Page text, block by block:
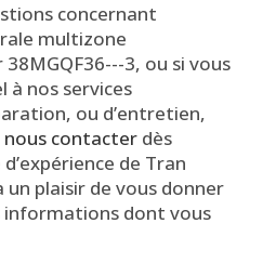
concernant
multizone
3, ou si vous
à nos services
ou d’entretien,
nous contacter dès
d’expérience de Tran
plaisir de vous donner
dont vous